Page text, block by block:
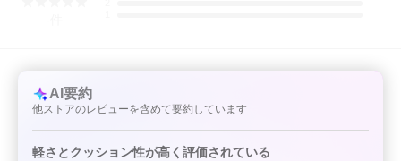
AI要約
他ストアのレビューを含めて要約しています
軽さとクッション性が高く評価されている